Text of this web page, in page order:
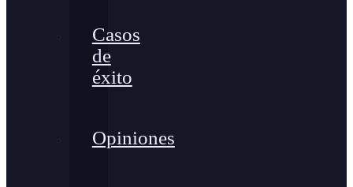
Casos
de
éxito
Opiniones